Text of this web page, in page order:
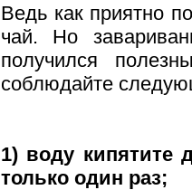
Ведь как приятно
чай. Но
получился
соблюдайте
1) воду кипятите
только один раз;